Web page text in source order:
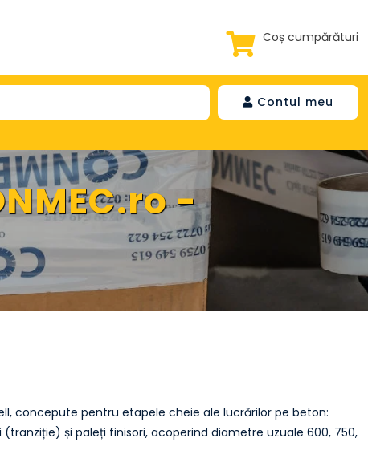
Coș cumpărături
Contul meu
-
concepute pentru etapele cheie ale lucrărilor pe beton:
și paleți finisori, acoperind diametre uzuale 600, 750,